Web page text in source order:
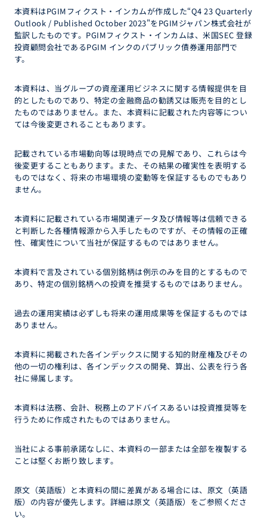
本資料はPGIMフィクスト・インカムが作成した“Q4 23 Quarterly
Outlook / Published October 2023"をPGIMジャパン株式会社が
監訳したものです。PGIMフィクスト・インカムは、米国SEC 登録
投資顧問会社であるPGIM インクのパブリック債券運用部門で
す。
本資料は、当グループの資産運用ビジネスに関する情報提供を目
的としたものであり、特定の金融商品の勧誘又は販売を目的とし
たものではありません。また、本資料に記載された内容等につい
ては今後変更されることもあります。
記載されている市場動向等は現時点での見解であり、これらは今
後変更することもあります。また、その結果の確実性を表明する
ものではなく、将来の市場環境の変動等を保証するものでもあり
ません。
本資料に記載されている市場関連データ及び情報等は信頼できる
と判断した各種情報源から入手したものですが、その情報の正確
性、確実性について当社が保証するものではありません。
本資料で言及されている個別銘柄は例示のみを目的とするもので
あり、特定の個別銘柄への投資を推奨するものではありません。
過去の運用実績は必ずしも将来の運用成果等を保証するものでは
ありません。
本資料に掲載された各インデックスに関する知的財産権及びその
他の一切の権利は、各インデックスの開発、算出、公表を行う各
社に帰属します。
本資料は法務、会計、税務上のアドバイスあるいは投資推奨等を
行うために作成されたものではありません。
当社による事前承諾なしに、本資料の一部または全部を複製する
ことは堅くお断り致します。
原文（英語版）と本資料の間に差異がある場合には、原文（英語
版）の内容が優先します。詳細は原文（英語版）をご参照くださ
い。